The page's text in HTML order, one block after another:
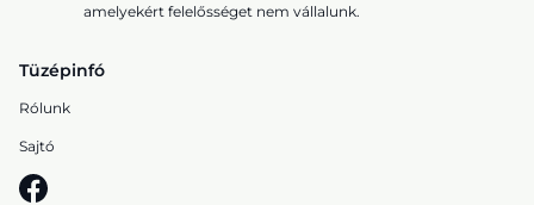
amelyekért felelősséget nem vállalunk.
Tüzépinfó
Rólunk
Sajtó